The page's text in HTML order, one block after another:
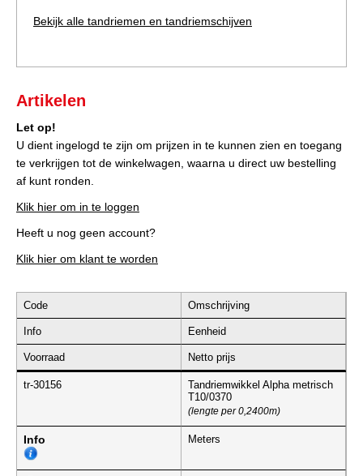
Bekijk alle tandriemen en tandriemschijven
Artikelen
Let op!
U dient ingelogd te zijn om prijzen in te kunnen zien en toegang
te verkrijgen tot de winkelwagen, waarna u direct uw bestelling
af kunt ronden.
Klik hier om in te loggen
Heeft u nog geen account?
Klik hier om klant te worden
Code Omschrijving
Info Eenheid
Voorraad Netto prijs
tr-30156
Tandriemwikkel Alpha metrisch
T10/0370
(lengte per 0,2400m)
Info Meters